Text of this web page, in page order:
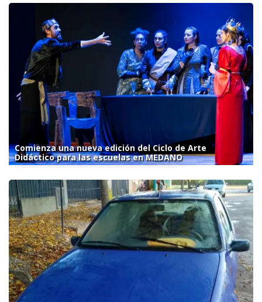
Comienza una nueva edición del Ciclo de Arte
Didáctico para las escuelas en MEDANO